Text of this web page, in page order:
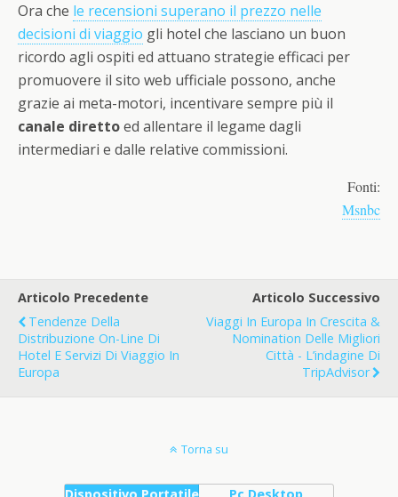
Ora che le recensioni superano il prezzo nelle
decisioni di viaggio gli hotel che lasciano un buon
ricordo agli ospiti ed attuano strategie efficaci per
promuovere il sito web ufficiale possono, anche
grazie ai meta-motori, incentivare sempre più il
canale direttoed allentare il legame dagli
intermediari e dalle relative commissioni.
Fonti:
Msnbc
Articolo Precedente
Tendenze Della
Distribuzione On-Line Di
Hotel E Servizi Di Viaggio In
Europa
Articolo Successivo
Viaggi In Europa In Crescita &
Nomination Delle Migliori
Città - L’indagine Di
TripAdvisor
Torna su